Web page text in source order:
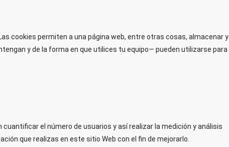
cookies permiten a una página web, entre otras cosas, almacenar y
y de la forma en que utilices tu equipo— pueden utilizarse para
el número de usuarios y así realizar la medición y análisis
que realizas en este sitio Web con el fin de mejorarlo.